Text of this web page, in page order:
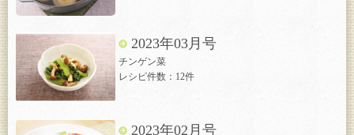
2023年03月号
チンゲン菜
レシピ件数：12件
2023年02月号